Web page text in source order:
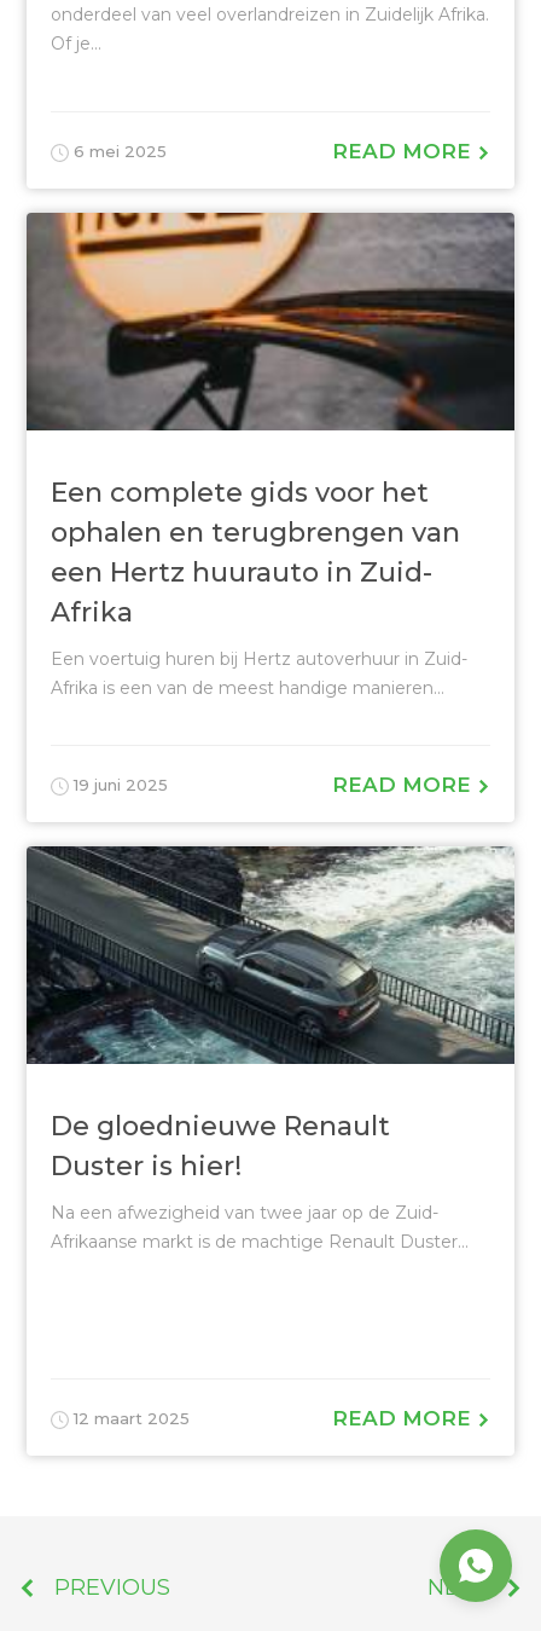
onderdeel van veel overlandreizen in Zuidelijk Afrika.
Of je...
6 mei 2025 READ MORE
Een complete gids voor het
ophalen en terugbrengen van
een Hertz huurauto in Zuid-
Afrika
Een voertuig huren bij Hertz autoverhuur in Zuid-
Afrika is een van de meest handige manieren...
19 juni 2025 READ MORE
De gloednieuwe Renault
Duster is hier!
Na een afwezigheid van twee jaar op de Zuid-
Afrikaanse markt is de machtige Renault Duster...
12 maart 2025 READ MORE
PREVIOUS NEXT